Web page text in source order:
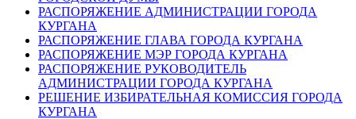
РАСПОРЯЖЕНИЕ АДМИНИСТРАЦИИ ГОРОДА
КУРГАНА
РАСПОРЯЖЕНИЕ ГЛАВА ГОРОДА КУРГАНА
РАСПОРЯЖЕНИЕ МЭР ГОРОДА КУРГАНА
РАСПОРЯЖЕНИЕ РУКОВОДИТЕЛЬ
АДМИНИСТРАЦИИ ГОРОДА КУРГАНА
РЕШЕНИЕ ИЗБИРАТЕЛЬНАЯ КОМИССИЯ ГОРОДА
КУРГАНА